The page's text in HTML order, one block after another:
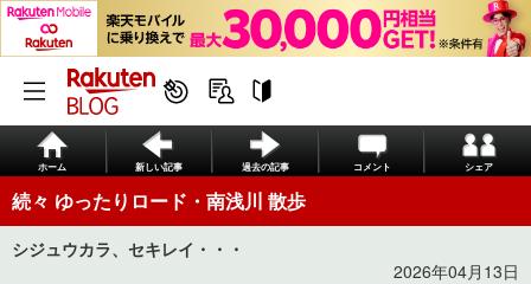
ホーム 新しい記事 過去の記事 コメント シェア
続々 ゆったりロード・南浅川 散歩
シジュウカラ、セキレイ・・・
2026年04月13日